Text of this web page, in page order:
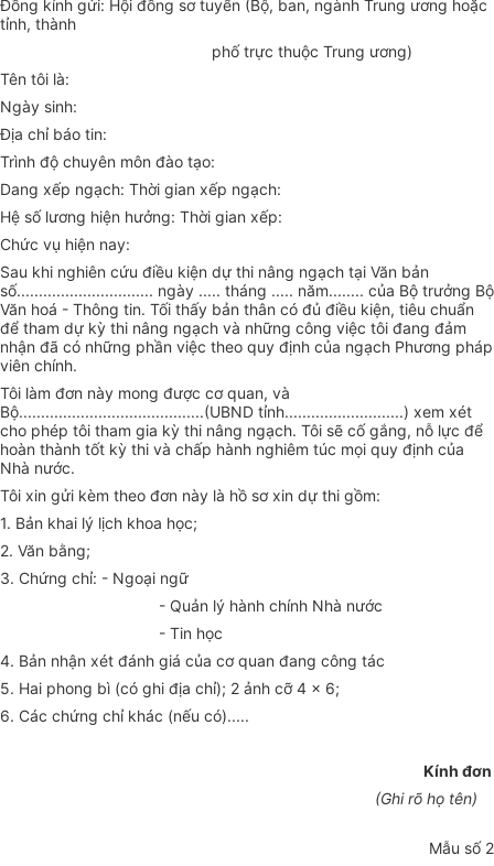
Đồng kính gửi: Hội đồng sơ tuyển (Bộ, ban, ngành Trung ương hoặc
tỉnh, thành
phố trực thuộc Trung ương)
Tên tôi là:
Ngày sinh:
Địa chỉ báo tin:
Trình độ chuyên môn đào tạo:
Dang xếp ngạch: Thời gian xếp ngạch:
Hệ số lương hiện hưởng: Thời gian xếp:
Chức vụ hiện nay:
Sau khi nghiên cứu điều kiện dự thi nâng ngạch tại Văn bản
số............................... ngày ..... tháng ..... năm........ của Bộ trưởng Bộ
Văn hoá - Thông tin. Tối thấy bản thân có đủ điều kiện, tiêu chuẩn
để tham dự kỳ thi nâng ngạch và những công việc tôi đang đảm
nhận đã có những phần việc theo quy định của ngạch Phương pháp
viên chính.
Tôi làm đơn này mong được cơ quan, và
Bộ..........................................(UBND tỉnh...........................) xem xét
cho phép tôi tham gia kỳ thi nâng ngạch. Tôi sẽ cố gắng, nỗ lực để
hoàn thành tốt kỳ thi và chấp hành nghiêm túc mọi quy định của
Nhà nước.
Tôi xin gửi kèm theo đơn này là hồ sơ xin dự thi gồm:
1. Bản khai lý lịch khoa học;
2. Văn bằng;
3. Chứng chỉ: - Ngoại ngữ
- Quản lý hành chính Nhà nước
- Tin học
4. Bản nhận xét đánh giá của cơ quan đang công tác
5. Hai phong bì (có ghi địa chỉ); 2 ảnh cỡ 4 x 6;
6. Các chứng chỉ khác (nếu có).....
Kính đơn
(Ghi rõ họ tên)
Mẫu số 2